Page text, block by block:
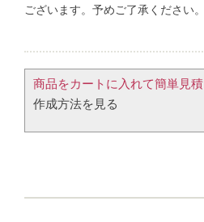
ございます。予めご了承ください。
商品をカートに入れて簡単見積​
作成方法を見る​​